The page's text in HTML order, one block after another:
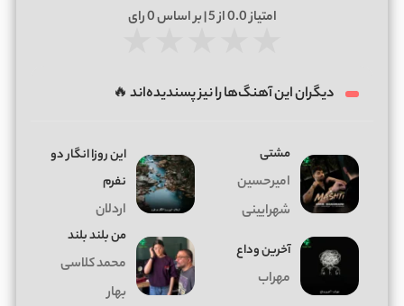
امتیاز0.0از 5 | بر اساس 0رای
دیگران این آهنگ‌ها را نیز پسندیده‌اند 🔥
مشتی
امیرحسین
شهرایینی
این روزا انگار دو
نفرم
اردلان
آخرین وداع
مهراب
من بلند بلند
محمد کلاسی
بهار